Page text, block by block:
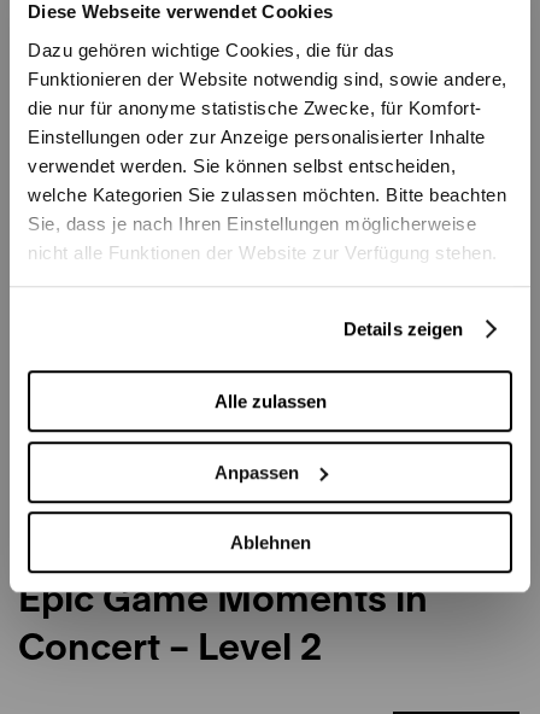
Diese Webseite verwendet Cookies
Dazu gehören wichtige Cookies, die für das
Funktionieren der Website notwendig sind, sowie andere,
die nur für anonyme statistische Zwecke, für Komfort-
Einstellungen oder zur Anzeige personalisierter Inhalte
verwendet werden. Sie können selbst entscheiden,
welche Kategorien Sie zulassen möchten. Bitte beachten
Sie, dass je nach Ihren Einstellungen möglicherweise
nicht alle Funktionen der Website zur Verfügung stehen.
Details zeigen
Alle zulassen
Anpassen
Ablehnen
Zu sehen in
Berner Symphonieorchester
Epic Game Moments in
Concert – Level 2